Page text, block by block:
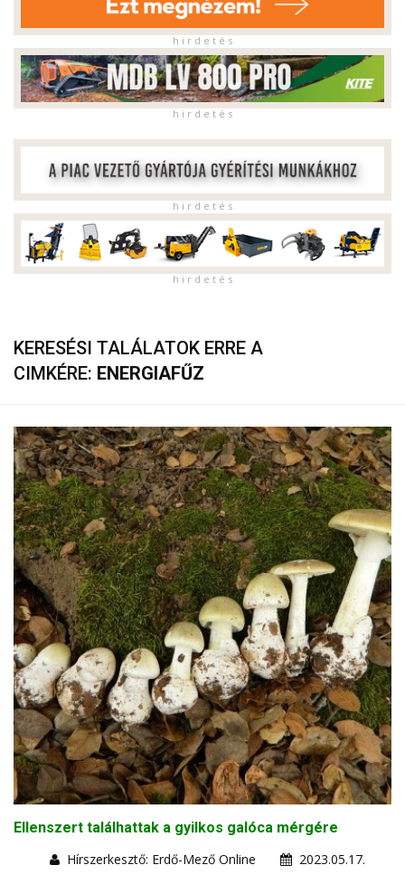
h i r d e t é s
h i r d e t é s
h i r d e t é s
h i r d e t é s
KERESÉSI TALÁLATOK ERRE A
CIMKÉRE: ENERGIAFŰZ
Ellenszert találhattak a gyilkos galóca mérgére
Hírszerkesztő: Erdő-Mező Online
2023.05.17.